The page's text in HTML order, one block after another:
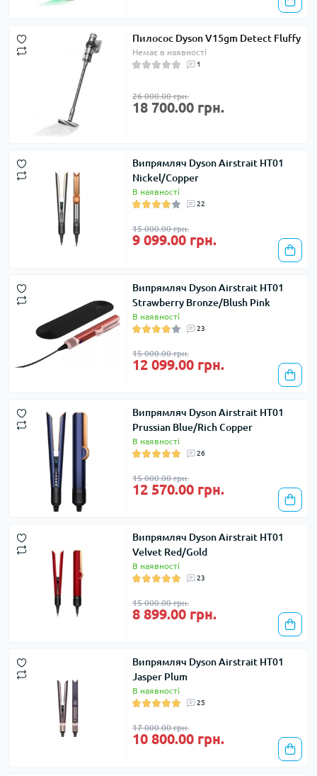
Пилосос Dyson V15gm Detect Fluffy
Немає в наявності
1
26 000.00 грн.
18 700.00 грн.
Випрямляч Dyson Airstrait HT01
Nickel/Copper
В наявності
22
15 000.00 грн.
9 099.00 грн.
Випрямляч Dyson Airstrait HT01
Strawberry Bronze/Blush Pink
В наявності
23
15 000.00 грн.
12 099.00 грн.
Випрямляч Dyson Airstrait HT01
Prussian Blue/Rich Copper
В наявності
26
15 000.00 грн.
12 570.00 грн.
Випрямляч Dyson Airstrait HT01
Velvet Red/Gold
В наявності
23
15 000.00 грн.
8 899.00 грн.
Випрямляч Dyson Airstrait HT01
Jasper Plum
В наявності
25
17 000.00 грн.
10 800.00 грн.